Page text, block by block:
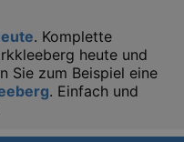
. Komplette
heute und
Sie zum Beispiel eine
. Einfach und